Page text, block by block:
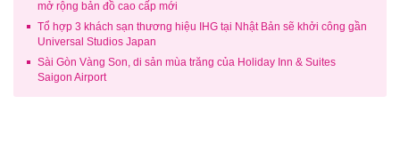
mở rộng bản đồ cao cấp mới
Tổ hợp 3 khách sạn thương hiệu IHG tại Nhật Bản sẽ khởi công gần
Universal Studios Japan
Sài Gòn Vàng Son, di sản mùa trăng của Holiday Inn & Suites
Saigon Airport